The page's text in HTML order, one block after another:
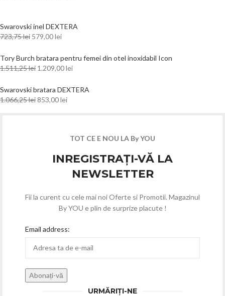
Swarovski inel DEXTERA
723,75lei 579,00lei
Tory Burch bratara pentru femei din otel inoxidabil Icon
1.511,25lei 1.209,00lei
Swarovski bratara DEXTERA
1.066,25lei853,00lei
TOT CE E NOU LA By YOU
INREGISTRAȚI-VĂ LA
NEWSLETTER
Fii la curent cu cele mai noi Oferte si Promotii. Magazinul
By YOU e plin de surprize placute !
Email address:
URMĂRIȚI-NE